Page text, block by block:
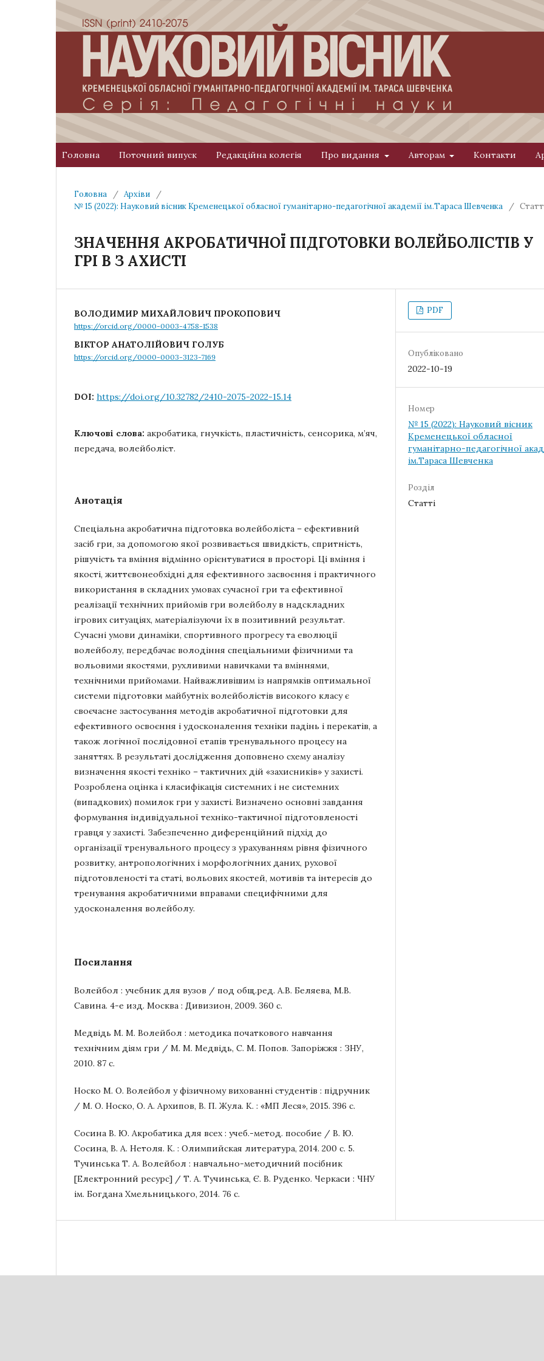
Головна Поточний випуск Редакційна колегія Про видання Авторам Контакти
Головна / Архіви
/
№ 15 (2022): Науковий вісник Кременецької обласної гуманітарно-педагогічної академії ім.Тараса Шевченка
/
ЗНАЧЕННЯ АКРОБАТИЧНОЇ ПІДГОТОВКИ ВОЛЕЙБОЛІСТІВ У
ГРІ В З АХИСТІ
ВОЛОДИМИР МИХАЙЛОВИЧ ПРОКОПОВИЧ
https://orcid.org/0000-0003-4758-1538
ВІКТОР АНАТОЛІЙОВИЧ ГОЛУБ
https://orcid.org/0000-0003-3123-7169
DOI: https://doi.org/10.32782/2410-2075-2022-15.14
Ключові слова: акробатика, гнучкість, пластичність, сенсорика, м’яч,
передача, волейболіст.
Анотація
Спеціальна акробатична підготовка волейболіста – ефективний
засіб гри, за допомогою якої розвивається швидкість, спритність,
рішучість та вміння відмінно орієнтуватися в просторі. Ці вміння і
якості, життєвонеобхідні для ефективного засвоєння і практичного
використання в складних умовах сучасної гри та ефективної
реалізації технічних прийомів гри волейболу в надскладних
ігрових ситуаціях, матеріалізуючи їх в позитивний результат.
Сучасні умови динаміки, спортивного прогресу та еволюції
волейболу, передбачає володіння спеціальними фізичними та
вольовими якостями, рухливими навичками та вміннями,
технічними прийомами. Найважливішим із напрямків оптимальної
системи підготовки майбутніх волейболістів високого класу є
своєчасне застосування методів акробатичної підготовки для
ефективного освоєння і удосконалення техніки падінь і перекатів, а
також логічної послідовної етапів тренувального процесу на
заняттях. В результаті дослідження доповнено схему аналізу
визначення якості техніко – тактичних дій «захисників» у захисті.
Розроблена оцінка і класифікація системних і не системних
(випадкових) помилок гри у захисті. Визначено основні завдання
формування індивідуальної техніко-тактичної підготовленості
гравця у захисті. Забезпеченно диференційний підхід до
організації тренувального процесу з урахуванням рівня фізичного
розвитку, антропологічних і морфологічних даних, рухової
підготовленості та статі, вольових якостей, мотивів та інтересів до
тренування акробатичними вправами специфічними для
удосконалення волейболу.
Посилання
Волейбол : учебник для вузов / под общ.ред. А.В. Беляева, М.В.
Савина. 4-е изд. Москва : Дивизион, 2009. 360 с.
Медвідь М. М. Волейбол : методика початкового навчання
технічним діям гри / М. М. Медвідь, С. М. Попов. Запоріжжя : ЗНУ,
2010. 87 с.
Носко М. О. Волейбол у фізичному вихованні студентів : підручник
/ М. О. Носко, О. А. Архипов, В. П. Жула. К. : «МП Леся», 2015. 396 с.
Сосина В. Ю. Акробатика для всех : учеб.-метод. пособие / В. Ю.
Сосина, В. А. Нетоля. К. : Олимпийская литература, 2014. 200 с. 5.
Тучинська Т. А. Волейбол : навчально-методичний посібник
[Електронний ресурс] / Т. А. Тучинська, Є. В. Руденко. Черкаси : ЧНУ
ім. Богдана Хмельницького, 2014. 76 с.
PDF
Опубліковано
2022-10-19
Номер
№ 15 (2022): Науковий вісник
Кременецької обласної
гуманітарно-педагогічної
ім.Тараса Шевченка
Розділ
Статті